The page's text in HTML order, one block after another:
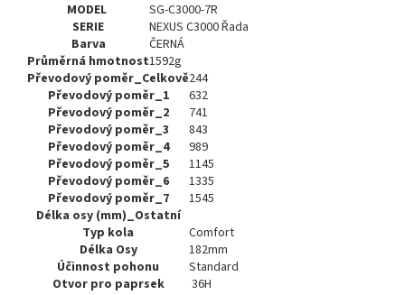
MODEL
SG-C3000-7R
SERIE
NEXUS C3000 Řada
Barva
ČERNÁ
Průměrná hmotnost1592g
Převodový poměr_Celkově244
Převodový poměr_1
632
Převodový poměr_2
741
Převodový poměr_3
843
Převodový poměr_4
989
Převodový poměr_5
1145
Převodový poměr_6
1335
Převodový poměr_7
1545
Délka osy (mm)_Ostatní
Typ kola
Comfort
Délka Osy
182mm
Účinnost pohonu
Standard
Otvor pro paprsek
36H